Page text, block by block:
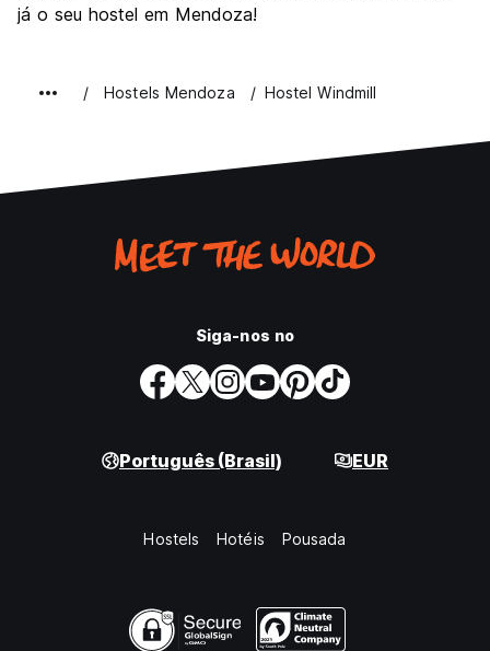
já o seu hostel em Mendoza!
Hostels Mendoza Hostel Windmill
Siga-nos no
Português (Brasil) EUR
Hostels Hotéis Pousada